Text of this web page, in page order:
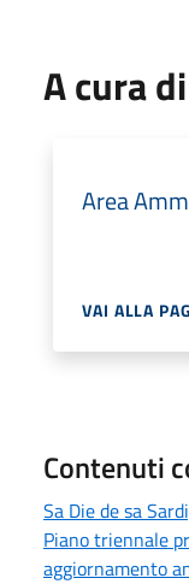
A cura di
Area
VAI ALLA
Contenuti
Sa Die de sa
Piano triennale
aggiornamento